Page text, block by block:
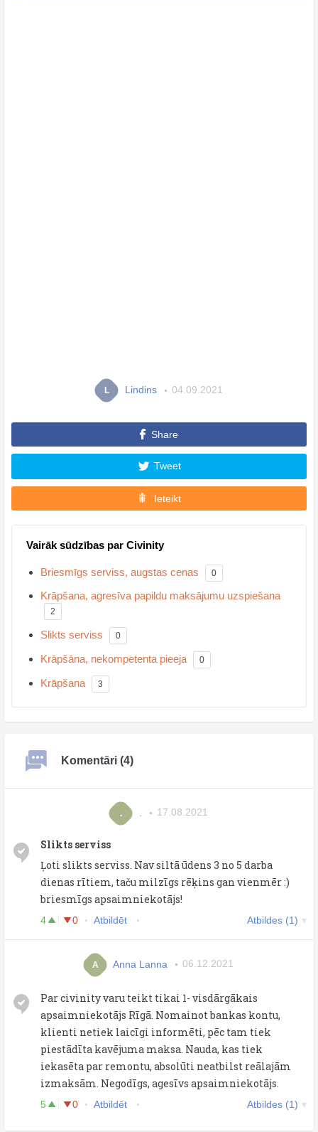
L Lindins 04.09.2021
Share
Tweet
Ieteikt
Vairāk sūdzības par Civinity
Briesmīgs serviss, augstas cenas 0
Krāpšana, agresīva papildu maksājumu uzspiešana
2
Slikts serviss 0
Krāpšāna, nekompetenta pieeja 0
Krāpšana 3
Komentāri (4)
. 17.08.2021
Slikts serviss
Ļoti slikts serviss. Nav siltā ūdens 3 no 5 darba
dienas rītiem, taču milzīgs rēķins gan vienmēr :)
briesmīgs apsaimniekotājs!
4 0 Atbildēt Atbildes (1)
A Anna Lanna 06.12.2021
Par civinity varu teikt tikai 1- visdārgākais
apsaimniekotājs Rīgā. Nomainot bankas kontu,
klienti netiek laicīgi informēti, pēc tam tiek
piestādīta kavējuma maksa. Nauda, kas tiek
iekasēta par remontu, absolūti neatbilst reālajām
izmaksām. Negodīgs, agesīvs apsaimniekotājs.
5 0 Atbildēt Atbildes (1)